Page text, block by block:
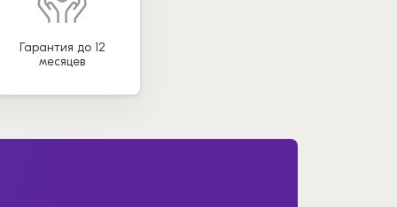
Гарантия до 12
месяцев